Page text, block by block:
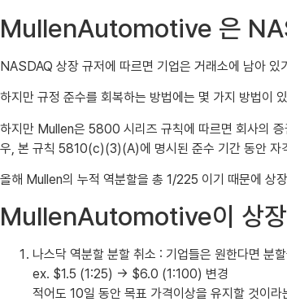
MullenAutomotive 은
NASDAQ 상장 규저에 따르면 기업은 거래소에 남아
하지만 규정 준수를 회복하는 방법에는 몇 가지 방법이
하지만 Mullen은 5800 시리즈 규칙에 따르면 회사의
우, 본 규칙 5810(c)(3)(A)에 명시된 준수 기간 동안 자
올해 Mullen의 누적 역분할을 총 1/225 이기 때문에 상
MullenAutomotive이 상장
나스닥 역분할 분할 취소 : 기업들은 원한다면 분
ex. $1.5 (1:25) -> $6.0 (1:100) 변경
적어도 10일 동안 목표 가격이상을 유지할 것이